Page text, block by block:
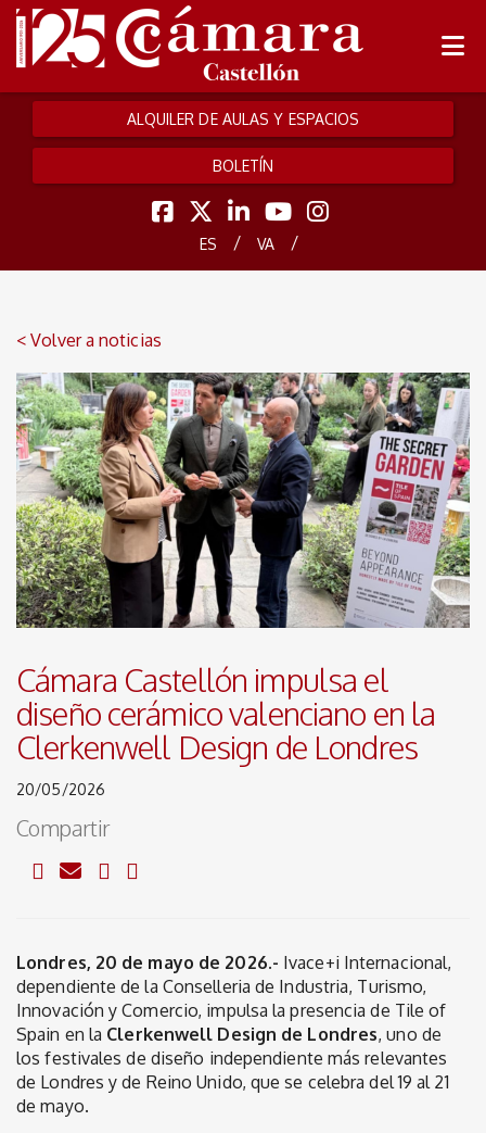
ALQUILER DE AULAS Y ESPACIOS
BOLETÍN
ES / VA /
< Volver a noticias
Cámara Castellón impulsa el
diseño cerámico valenciano en la
Clerkenwell Design de Londres
20/05/2026
Compartir
Londres, 20 de mayo de 2026.- Ivace+i Internacional,
dependiente de la Conselleria de Industria, Turismo,
Innovación y Comercio, impulsa la presencia de Tile of
Spain en la Clerkenwell Design de Londres, uno de
los festivales de diseño independiente más relevantes
de Londres y de Reino Unido, que se celebra del 19 al 21
de mayo.